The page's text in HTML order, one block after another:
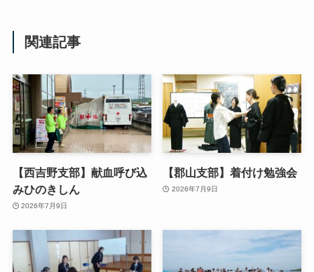
関連記事
【西吉野支部】献血呼び込
みひのきしん
2026年7月9日
【郡山支部】着付け勉強会
2026年7月9日